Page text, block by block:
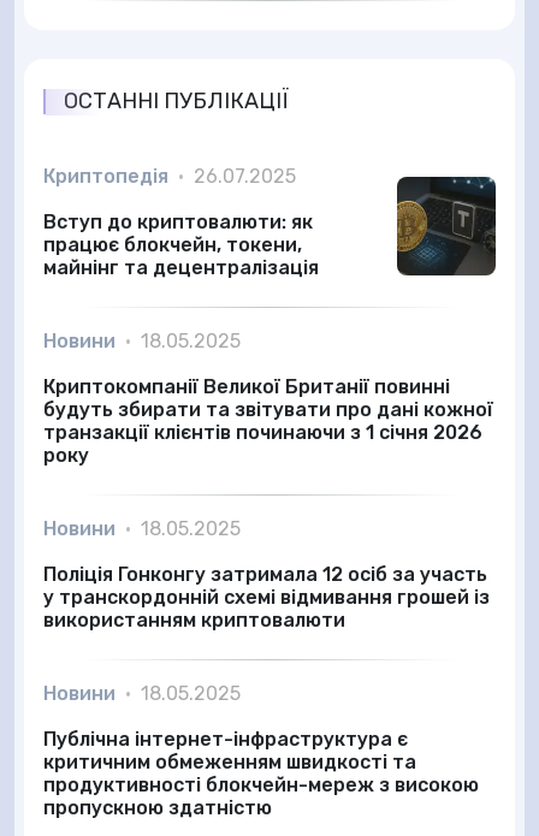
ОСТАННІ ПУБЛІКАЦІЇ
Криптопедія • 26.07.2025
Вступ до криптовалюти: як
працює блокчейн, токени,
майнінг та децентралізація
Новини • 18.05.2025
Криптокомпанії Великої Британії повинні
будуть збирати та звітувати про дані кожної
транзакції клієнтів починаючи з 1 січня 2026
року
Новини • 18.05.2025
Поліція Гонконгу затримала 12 осіб за участь
у транскордонній схемі відмивання грошей із
використанням криптовалюти
Новини • 18.05.2025
Публічна інтернет-інфраструктура є
критичним обмеженням швидкості та
продуктивності блокчейн-мереж з високою
пропускною здатністю